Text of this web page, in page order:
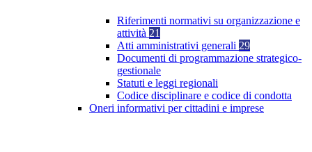
Riferimenti normativi su organizzazione e
attività 21
Atti amministrativi generali 29
Documenti di programmazione strategico-
gestionale
Statuti e leggi regionali
Codice disciplinare e codice di condotta
Oneri informativi per cittadini e imprese